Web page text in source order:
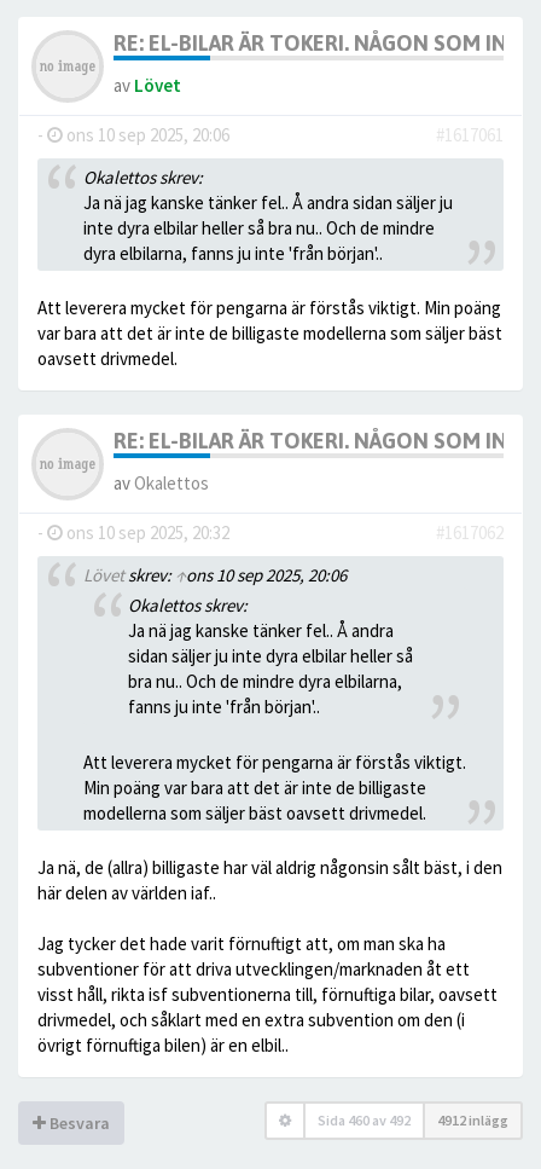
RE: EL-BILAR ÄR TOKERI. NÅGON SOM INTE
av Lövet
- ons 10 sep 2025, 20:06
#1617061
Okalettos skrev:
Ja nä jag kanske tänker fel.. Å andra sidan säljer ju
inte dyra elbilar heller så bra nu.. Och de mindre
dyra elbilarna, fanns ju inte 'från början'..
Att leverera mycket för pengarna är förstås viktigt. Min poäng
var bara att det är inte de billigaste modellerna som säljer bäst
oavsett drivmedel.
RE: EL-BILAR ÄR TOKERI. NÅGON SOM INTE
avOkalettos
- ons 10 sep 2025, 20:32
#1617062
Lövetskrev: ↑ons 10 sep 2025, 20:06
Okalettos skrev:
Ja nä jag kanske tänker fel.. Å andra
sidan säljer ju inte dyra elbilar heller så
bra nu.. Och de mindre dyra elbilarna,
fanns ju inte 'från början'..
Att leverera mycket för pengarna är förstås viktigt.
Min poäng var bara att det är inte de billigaste
modellerna som säljer bäst oavsett drivmedel.
Ja nä, de (allra) billigaste har väl aldrig någonsin sålt bäst, i den
här delen av världen iaf..
Jag tycker det hade varit förnuftigt att, om man ska ha
subventioner för att driva utvecklingen/marknaden åt ett
visst håll, rikta isf subventionerna till, förnuftiga bilar, oavsett
drivmedel, och såklart med en extra subvention om den (i
övrigt förnuftiga bilen) är en elbil..
Besvara Sida 460 av 492 4912 inlägg